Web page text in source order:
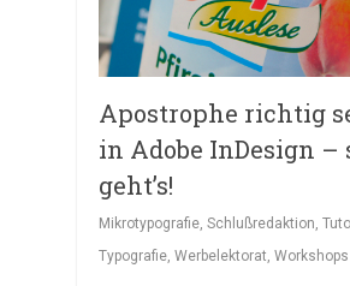
Apostrophe richtig
in Adobe InDesign –
geht’s!
Mikrotypografie, Schlußredaktion,
Typografie, Werbelektorat, Workshops